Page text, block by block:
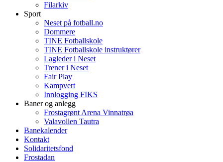
Filarkiv
Sport
Neset på fotball.no
Dommere
TINE Fotballskole
TINE Fotballskole instruktører
Lagleder i Neset
Trener i Neset
Fair Play
Kampvert
Innlogging FIKS
Baner og anlegg
Frostagrønt Arena Vinnatrøa
Valavollen Tautra
Banekalender
Kontakt
Solidaritetsfond
Frostadan